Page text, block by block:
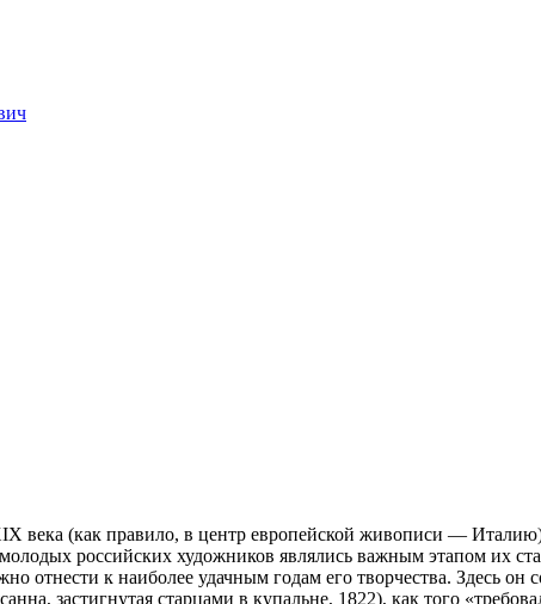
века (как правило, в центр европейской живописи —
российских художников являлись важным этапом их
отнести к наиболее удачным годам его творчества. Здесь
застигнутая старцами в купальне, 1822), как того